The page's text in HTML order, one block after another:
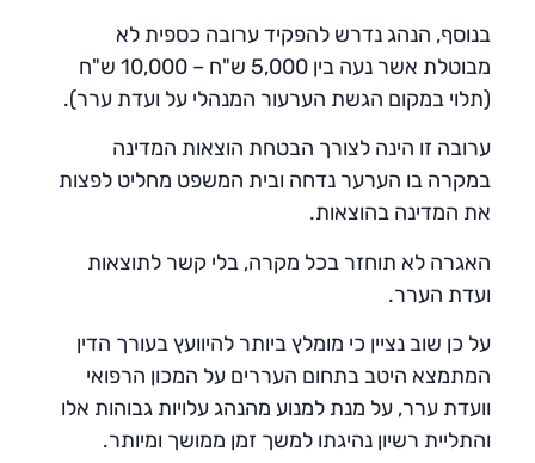
בנוסף, הנהג נדרש להפקיד ערובה כספית לא
מבוטלת אשר נעה בין 5,000 ש"ח – 10,000 ש"ח
(תלוי במקום הגשת הערעור המנהלי על ועדת ערר).
ערובה זו הינה לצורך הבטחת הוצאות המדינה
במקרה בו הערער נדחה ובית המשפט מחליט לפצות
את המדינה בהוצאות.
האגרה לא תוחזר בכל מקרה, בלי קשר לתוצאות
ועדת הערר.
על כן שוב נציין כי מומלץ ביותר להיוועץ בעורך הדין
המתמצא היטב בתחום העררים על המכון הרפואי
וועדת ערר, על מנת למנוע מהנהג עלויות גבוהות אלו
והתליית רשיון נהיגתו למשך זמן ממושך ומיותר.